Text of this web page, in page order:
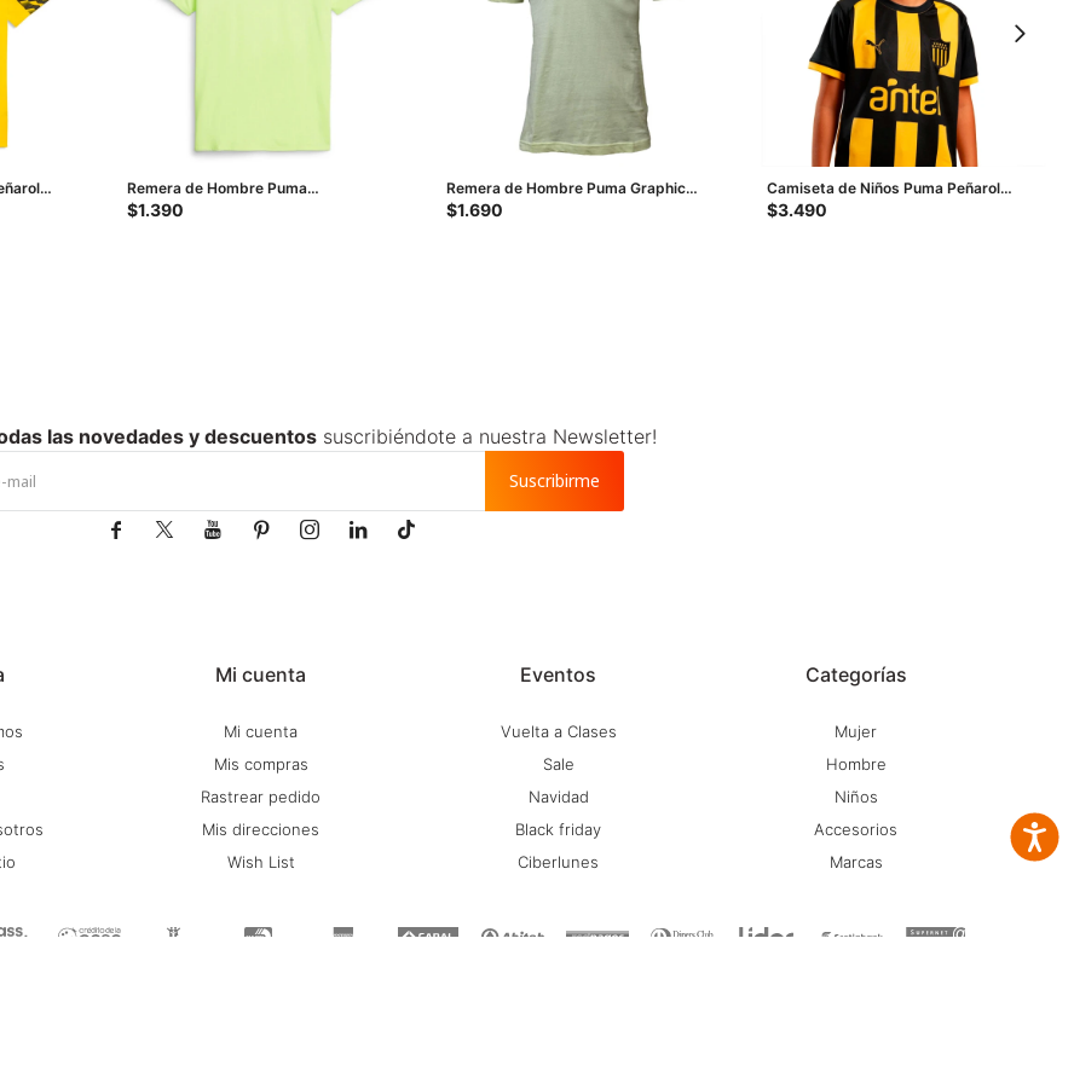
Remera de Hombre Puma
Performance - Amarillo Limón
$1.390
Remera de Hombre Puma Graphic
Grid - Amarillo
$1.690
Camiseta de Niños Puma Peñarol
Home Junior - Amarillo - Negro
$3.490
Mi cuenta
Mi cuenta
Mis compras
Rastrear pedido
Mis direcciones
Wish List
Eventos
Vuelta a Clases
Sale
Navidad
Black friday
Ciberlunes
Categorías
Mujer
Hombre
Niños
Accesorios
Marcas
las novedades y descuentossuscribiéndote a nuestra Newsletter!
Suscribirme
      